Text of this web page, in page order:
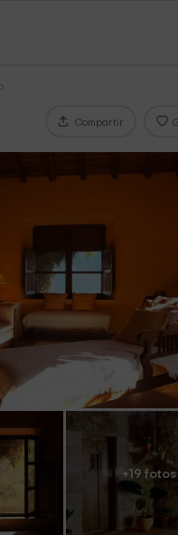
Compartir
+19 fotos